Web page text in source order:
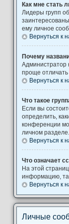
Как мне стать
Лидеры групп
ему личное
Вернуться к
Почему
Администратор
проще отличать
Вернуться к
Что такое
Если вы
определить,
конференции
личном разделе.
Вернуться к
Что означает
На этой
информацию,
Вернуться к
Личные